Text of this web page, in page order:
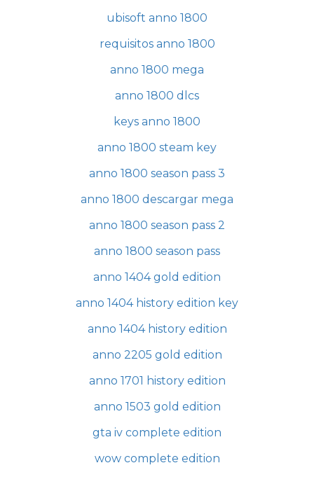
ubisoft anno 1800
requisitos anno 1800
anno 1800 mega
anno 1800 dlcs
keys anno 1800
anno 1800 steam key
anno 1800 season pass 3
anno 1800 descargar mega
anno 1800 season pass 2
anno 1800 season pass
anno 1404 gold edition
anno 1404 history edition key
anno 1404 history edition
anno 2205 gold edition
anno 1701 history edition
anno 1503 gold edition
gta iv complete edition
wow complete edition